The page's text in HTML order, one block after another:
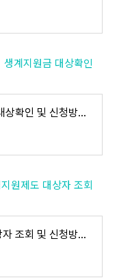
계지원금 대상확인
긴급복지 생계지원금 대상확인 및 신청방법 안내
원제도 대상자 조회
국민취업지원제도 대상자 조회 및 신청방법 안내